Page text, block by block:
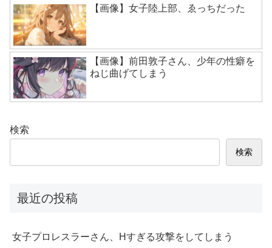
【画像】女子陸上部、ゑっちだった
【画像】前田敦子さん、少年の性癖を
ねじ曲げてしまう
検索
検索
最近の投稿
女子プロレスラーさん、Hすぎる攻撃をしてしまう